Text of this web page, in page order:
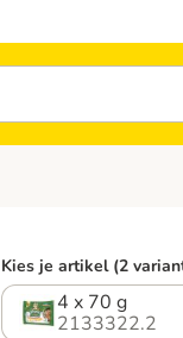
Kies je artikel (2
4 x 70 g
2133322.2